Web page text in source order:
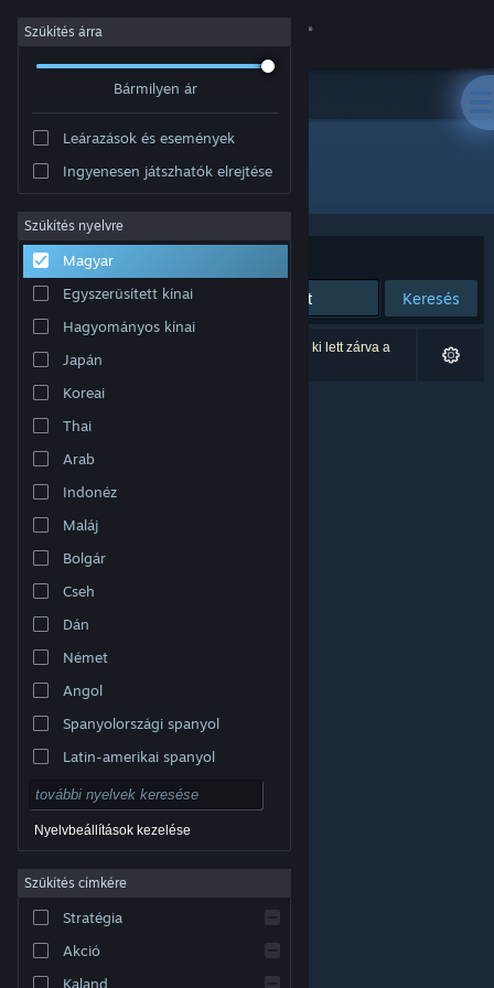
Bejelentkezés
Névjegy
Támogatás
Nyelvváltás
A Steam mobilalkalmazás beszerzése
Asztali weboldalra váltás
védjegyek jogos tulajdonosaiké az Egyesült
szabályzat
| Jogi információk
Steam előfizetői szerződés
Szűkítés árra
Bármilyen ár
Leárazások és események
Ingyenesen játszhatók elrejtése
Szűkítés nyelvre
Magyar
Egyszerűsített kínai
Hagyományos kínai
Japán
Koreai
Thai
Arab
Indonéz
Maláj
Bolgár
Cseh
Dán
Német
Angol
Spanyolországi spanyol
Latin-amerikai spanyol
Nyelvbeállítások kezelése
Szűkítés címkére
Stratégia
Akció
Kaland
Fejlesztő: Color Brush Studio
Rendezés Relevancia
Keresés
0 eredmény felel meg a keresésednek. 2 termék ki lett zárva a
beállításaid alapján.